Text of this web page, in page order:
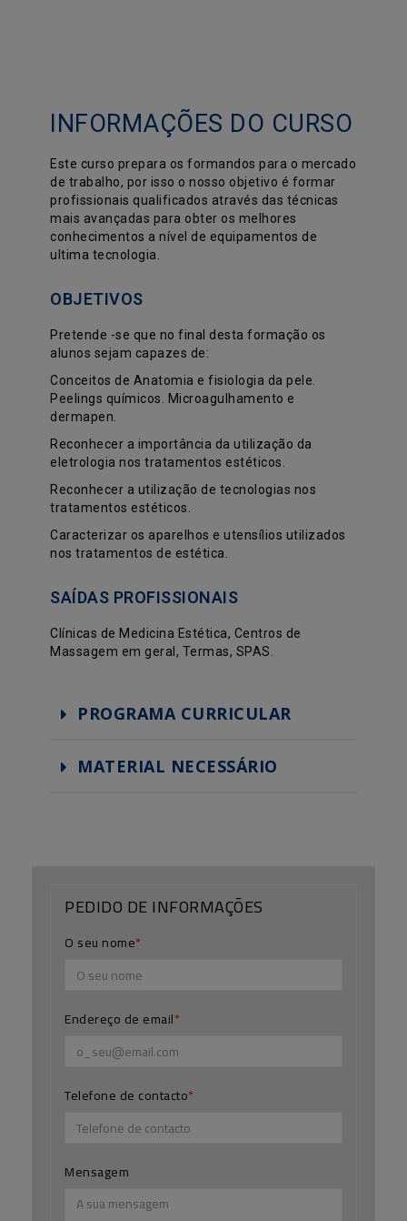
INFORMAÇÕES DO CURSO
Este curso prepara os formandos para o mercado
de trabalho, por isso o nosso objetivo é formar
profissionais qualificados através das técnicas
mais avançadas para obter os melhores
conhecimentos a nível de equipamentos de
ultima tecnologia.
OBJETIVOS
Pretende -se que no final desta formação os
alunos sejam capazes de:
Conceitos de Anatomia e fisiologia da pele.
Peelings químicos. Microagulhamento e
dermapen.
Reconhecer a importância da utilização da
eletrologia nos tratamentos estéticos.
Reconhecer a utilização de tecnologias nos
tratamentos estéticos.
Caracterizar os aparelhos e utensílios utilizados
nos tratamentos de estética.
SAÍDAS PROFISSIONAIS
Clínicas de Medicina Estética, Centros de
Massagem em geral, Termas, SPAS.
PROGRAMA CURRICULAR
MATERIAL NECESSÁRIO
PEDIDO DE INFORMAÇÕES
O seu nome
Endereço de email
Telefone de contacto
Mensagem